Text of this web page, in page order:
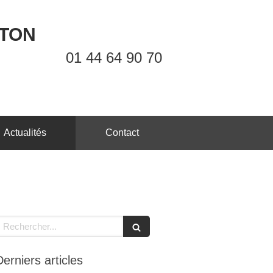
01 44 64 90 70
Actualités Contact
Rechercher
articles